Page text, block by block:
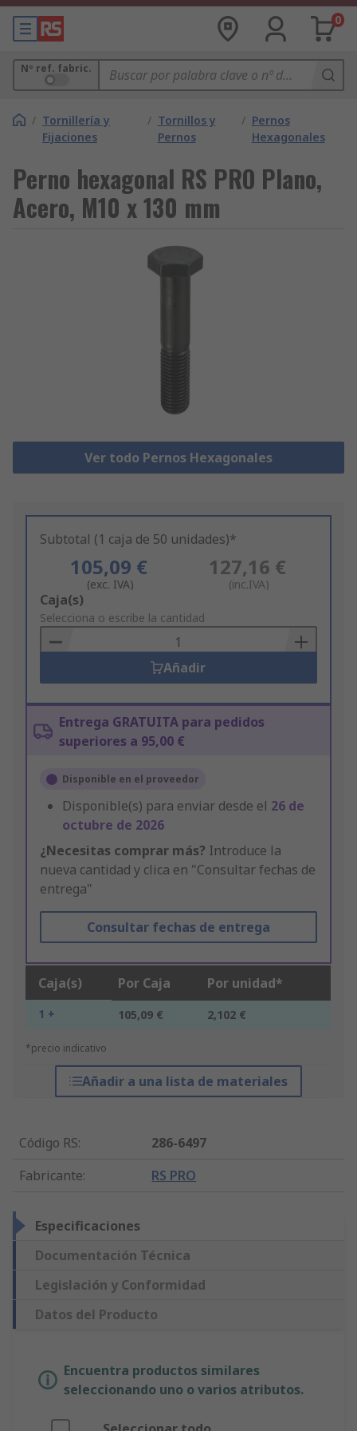
0
Nº ref. fabric.
/ Tornillería y
Fijaciones
/ Tornillos y
Pernos
/ Pernos
Hexagonales
Perno hexagonal RS PRO Plano,
Acero, M10 x 130 mm
Ver todo Pernos Hexagonales
Subtotal (1 caja de 50 unidades)*
105,09 €
(exc. IVA)
127,16 €
(inc.IVA)
Add
to
Basket
Caja(s)
Selecciona o escribe la cantidad
Añadir
Entrega GRATUITA para pedidos
superiores a 95,00 €
Disponible en el proveedor
Disponible(s) para enviar desde el 26 de
octubre de 2026
¿Necesitas comprar más? Introduce la
nueva cantidad y clica en "Consultar fechas de
entrega"
Consultar fechas de entrega
Caja(s) Por Caja Por unidad*
1 + 105,09 € 2,102 €
*precio indicativo
Añadir a una lista de materiales
Código RS:
286-6497
Fabricante: RS PRO
Especificaciones
Documentación Técnica
Legislación y Conformidad
Datos del Producto
Encuentra productos similares
seleccionando uno o varios atributos.